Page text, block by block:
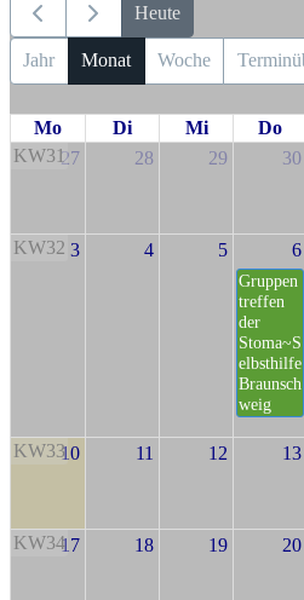
Heute
Jahr Monat Woche
Mo Di Mi Do
KW3127 28 29 30
KW32 3 4 5 6
Gruppen
treffen
der
Stoma~S
elbsthilfe
Braunsch
weig
KW3310 11 12 13
KW3417 18 19 20